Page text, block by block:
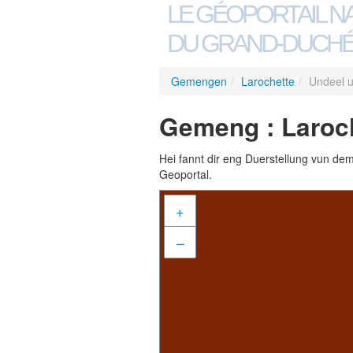
LE GÉOPORTAIL
DU GRAND-
Gemengen / Larochette / Undeel
Gemeng :
Hei fannt dir eng Duerstellung vun
Geoportal.
+
–